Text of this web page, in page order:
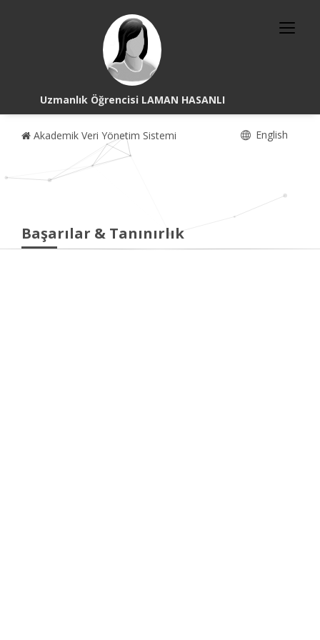
Uzmanlık Öğrencisi LAMAN HASANLI
Akademik Veri Yönetim Sistemi English
Başarılar & Tanınırlık